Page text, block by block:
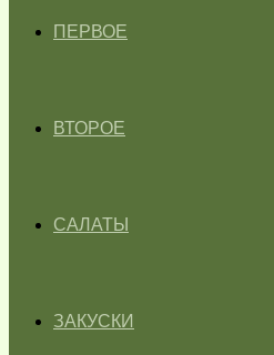
ПЕРВОЕ
ВТОРОЕ
САЛАТЫ
ЗАКУСКИ